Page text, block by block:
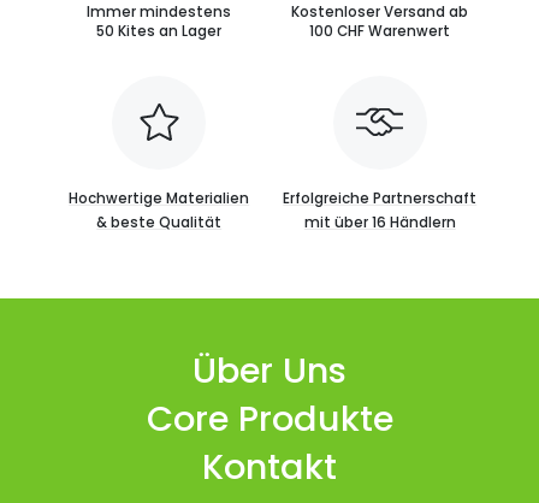
Immer mindestens
50 Kites an Lager
Kostenloser Versand ab
100 CHF Warenwert
Hochwertige Materialien
& beste Qualität
Erfolgreiche Partnerschaft
mit über 16 Händlern
Über Uns
Core Produkte
Kontakt